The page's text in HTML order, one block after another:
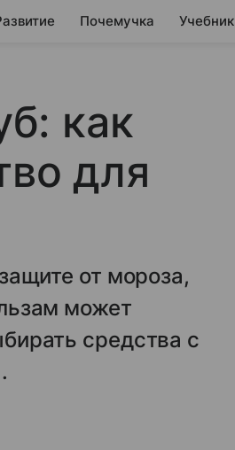
Почемучка Учебник
как
для
от мороза,
может
средства с